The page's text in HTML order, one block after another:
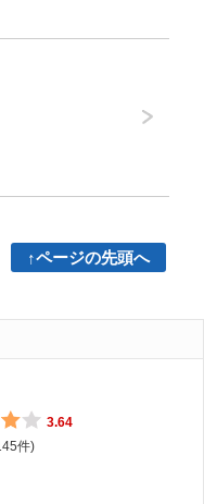
↑ページの先頭へ
3.64
件)